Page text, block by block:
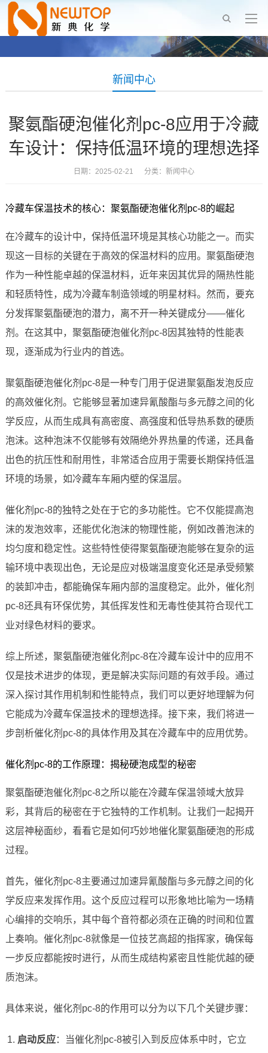
新闻中心
聚氨酯硬泡催化剂pc-8应用于冷藏
车设计：保持低温环境的理想选择
日期：2025-02-21 分类： 新闻中心
冷藏车保温技术的核心：聚氨酯硬泡催化剂pc-8的崛起
在冷藏车的设计中，保持低温环境是其核心功能之一。而实
现这一目标的关键在于高效的保温材料的应用。聚氨酯硬泡
作为一种性能卓越的保温材料，近年来因其优异的隔热性能
和轻质特性，成为冷藏车制造领域的明星材料。然而，要充
分发挥聚氨酯硬泡的潜力，离不开一种关键成分——催化
剂。在这其中，聚氨酯硬泡催化剂pc-8因其独特的性能表
现，逐渐成为行业内的首选。
聚氨酯硬泡催化剂pc-8是一种专门用于促进聚氨酯发泡反应
的高效催化剂。它能够显著加速异氰酸酯与多元醇之间的化
学反应，从而生成具有高密度、高强度和低导热系数的硬质
泡沫。这种泡沫不仅能够有效隔绝外界热量的传递，还具备
出色的抗压性和耐用性，非常适合应用于需要长期保持低温
环境的场景，如冷藏车车厢内壁的保温层。
催化剂pc-8的独特之处在于它的多功能性。它不仅能提高泡
沫的发泡效率，还能优化泡沫的物理性能，例如改善泡沫的
均匀度和稳定性。这些特性使得聚氨酯硬泡能够在复杂的运
输环境中表现出色，无论是应对极端温度变化还是承受频繁
的装卸冲击，都能确保车厢内部的温度稳定。此外，催化剂
pc-8还具有环保优势，其低挥发性和无毒性使其符合现代工
业对绿色材料的要求。
综上所述，聚氨酯硬泡催化剂pc-8在冷藏车设计中的应用不
仅是技术进步的体现，更是解决实际问题的有效手段。通过
深入探讨其作用机制和性能特点，我们可以更好地理解为何
它能成为冷藏车保温技术的理想选择。接下来，我们将进一
步剖析催化剂pc-8的具体作用及其在冷藏车中的应用优势。
催化剂pc-8的工作原理：揭秘硬泡成型的秘密
聚氨酯硬泡催化剂pc-8之所以能在冷藏车保温领域大放异
彩，其背后的秘密在于它独特的工作机制。让我们一起揭开
这层神秘面纱，看看它是如何巧妙地催化聚氨酯硬泡的形成
过程。
首先，催化剂pc-8主要通过加速异氰酸酯与多元醇之间的化
学反应来发挥作用。这个反应过程可以形象地比喻为一场精
心编排的交响乐，其中每个音符都必须在正确的时间和位置
上奏响。催化剂pc-8就像是一位技艺高超的指挥家，确保每
一步反应都能按时进行，从而生成结构紧密且性能优越的硬
质泡沫。
具体来说，催化剂pc-8的作用可以分为以下几个关键步骤：
启动反应：当催化剂pc-8被引入到反应体系中时，它立